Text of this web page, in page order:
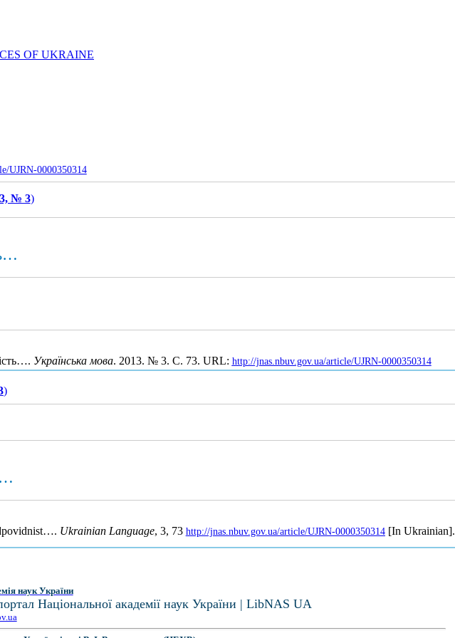
OF UKRAINE
UJRN-0000350314
№ 3)
Українська мова. 2013. № 3. С. 73. URL: http://jnas.nbuv.gov.ua/article/UJRN-0000350314
)
Ukrainian Language, 3, 73 http://jnas.nbuv.gov.ua/article/UJRN-0000350314[In Ukrainian].
наук України
Національної академії наук України | LibNAS UA